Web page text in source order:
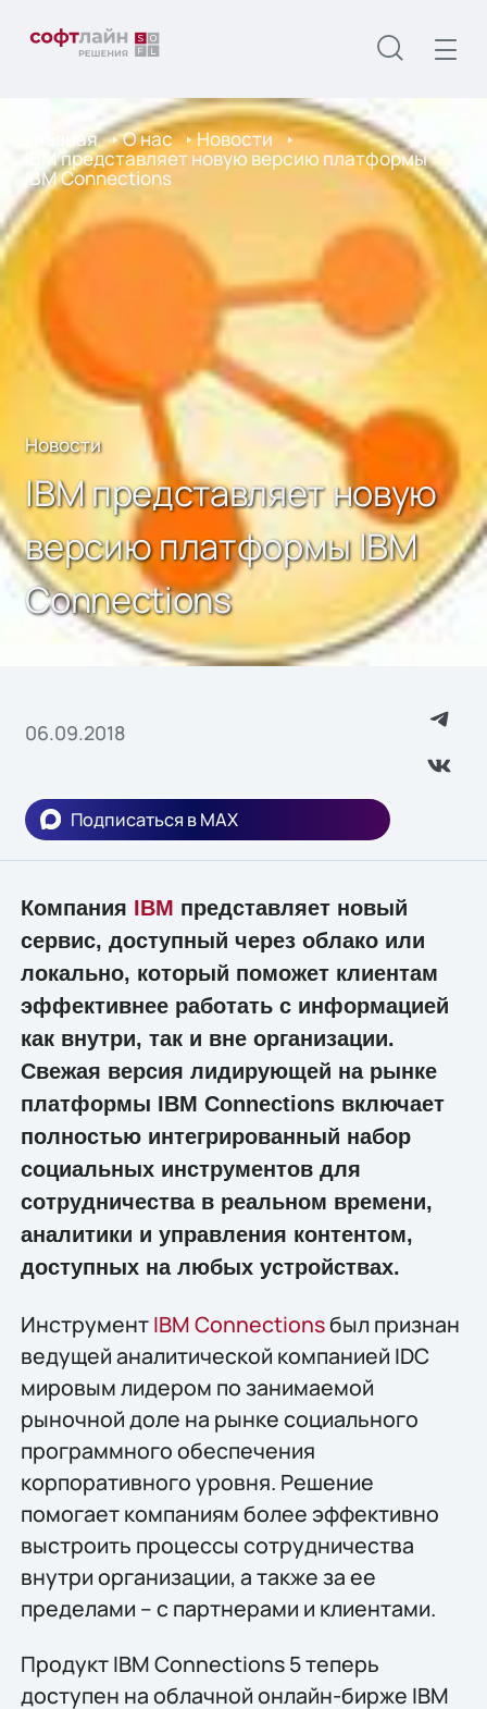
Главная О нас Новости
IBM представляет новую версию платформы
IBM Connections
Новости
IBM представляет новую
версию платформы IBM
Connections
06.09.2018
Подписаться в MAX
Компания IBM представляет новый
сервис, доступный через облако или
локально, который поможет клиентам
эффективнее работать с информацией
как внутри, так и вне организации.
Свежая версия лидирующей на рынке
платформы IBM Connections включает
полностью интегрированный набор
социальных инструментов для
сотрудничества в реальном времени,
аналитики и управления контентом,
доступных на любых устройствах.
ИнструментIBM Connectionsбыл признан
ведущей аналитической компанией IDC
мировым лидером по занимаемой
рыночной доле на рынке социального
программного обеспечения
корпоративного уровня. Решение
помогает компаниям более эффективно
выстроить процессы сотрудничества
внутри организации, а также за ее
пределами – с партнерами и клиентами.
Продукт IBM Connections 5 теперь
доступен на облачной онлайн-бирже IBM